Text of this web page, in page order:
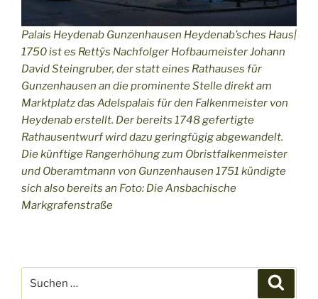
Palais Heydenab Gunzenhausen Heydenab’sches Haus|
1750 ist es Rettÿs Nachfolger Hofbaumeister Johann
David Steingruber, der statt eines Rathauses für
Gunzenhausen an die prominente Stelle direkt am
Marktplatz das Adelspalais für den Falkenmeister von
Heydenab erstellt. Der bereits 1748 gefertigte
Rathausentwurf wird dazu geringfügig abgewandelt.
Die künftige Rangerhöhung zum Obristfalkenmeister
und Oberamtmann von Gunzenhausen 1751 kündigte
sich also bereits an Foto: Die Ansbachische
Markgrafenstraße
nach: